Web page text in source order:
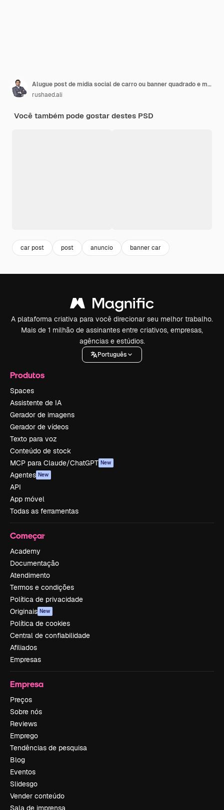
Alugue post de mídia social de carro ou banner quadrado e modelo de banner da web PSD Premium
rushaed.ali
Você também pode gostar destes PSD
car post post anuncio banner car
A plataforma criativa para você direcionar seu melhor trabalho.
Mais de 1 milhão de assinantes entre criativos, empresas,
agências e estúdios.
Português
Produtos
Spaces
Assistente de IA
Gerador de imagens
Gerador de vídeos
Texto para voz
Conteúdo de stock
MCP para Claude/ChatGPT New
Agentes New
API
App móvel
Todas as ferramentas
Começar
Academy
Documentação
Atendimento
Termos e condições
Política de privacidade
Originais New
Política de cookies
Central de confiabilidade
Afiliados
Empresas
Empresa
Preços
Sobre nós
Reviews
Emprego
Tendências de pesquisa
Blog
Eventos
Slidesgo
Vender conteúdo
Sala de imprensa